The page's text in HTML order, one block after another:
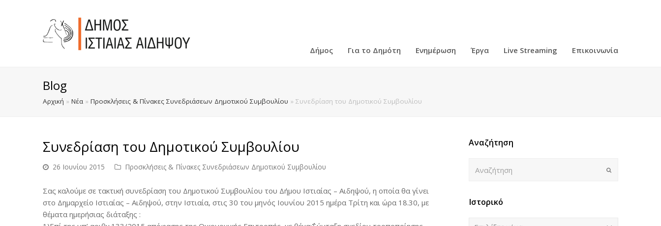
Δήμος Για το Δημότη Ενημέρωση Έργα Live Streaming Επικοινωνία
Blog
Αρχική » Νέα » Προσκλήσεις & Πίνακες Συνεδριάσεων Δημοτικού Συμβουλίου » Συνεδρίαση του Δημοτικού Συμβουλίου
Συνεδρίαση του Δημοτικού Συμβουλίου
26 Ιουνίου 2015 Προσκλήσεις & Πίνακες Συνεδριάσεων Δημοτικού Συμβουλίου
Σας καλούμε σε τακτική συνεδρίαση του Δημοτικού Συμβουλίου του Δήμου Ιστιαίας – Αιδηψού, η οποία θα γίνει
στο Δημαρχείο Ιστιαίας – Αιδηψού, στην Ιστιαία, στις 30 του μηνός Ιουνίου 2015 ημέρα Τρίτη και ώρα 18.30, με
θέματα ημερήσιας διάταξης :
Αναζήτηση
Ιστορικό
Ιστορικό